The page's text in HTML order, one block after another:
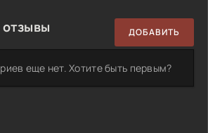
ДОБАВИТЬ
еще нет. Хотите быть первым?